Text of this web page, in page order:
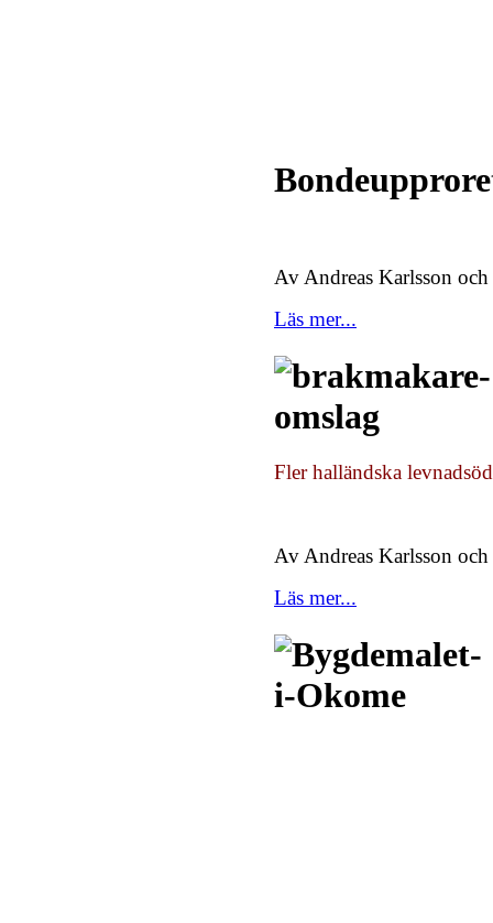
Av Andreas Karlsson
Läs mer...
Fler halländska
Av Andreas Karlsson
Läs mer...